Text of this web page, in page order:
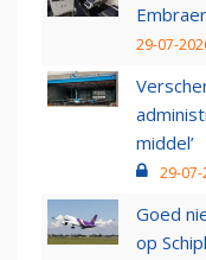
29-07-
middel’
29-
Goed
op